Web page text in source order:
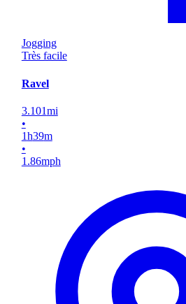
Jogging
Très facile
Ravel
3.101mi
•
1h39m
•
1.86mph